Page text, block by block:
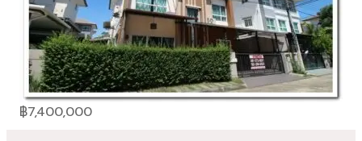
฿7,400,000